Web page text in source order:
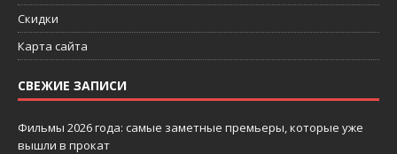
Скидки
Карта сайта
СВЕЖИЕ ЗАПИСИ
Фильмы 2026 года: самые заметные премьеры, которые уже
вышли в прокат